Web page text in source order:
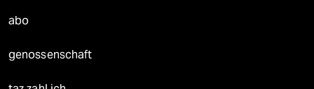
abo
genossenschaft